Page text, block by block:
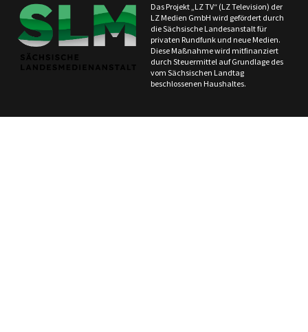
Das Projekt „LZ TV“ (LZ Television) der
LZ Medien GmbH wird gefördert durch
die Sächsische Landesanstalt für
privaten Rundfunk und neue Medien.
Diese Maßnahme wird mitfinanziert
durch Steuermittel auf Grundlage des
vom Sächsischen Landtag
beschlossenen Haushaltes.